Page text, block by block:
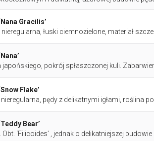
Gracilis’
łuski ciemnozielone, materiał
pokrój spłaszczonej kuli.
Flake’
pędy z delikatnymi igłami, roślina
Bear’
‘Filicoides’ , jednak o delikatniejszej